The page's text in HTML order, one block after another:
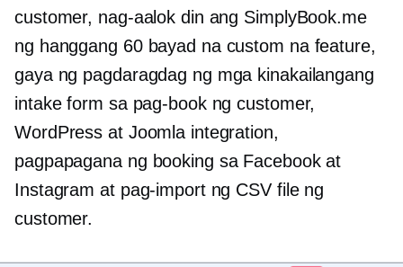
customer, nag-aalok din ang SimplyBook.me
ng hanggang 60 bayad na custom na feature,
gaya ng pagdaragdag ng mga kinakailangang
intake form sa pag-book ng customer,
WordPress at Joomla integration,
pagpapagana ng booking sa Facebook at
Instagram at pag-import ng CSV file ng
customer.